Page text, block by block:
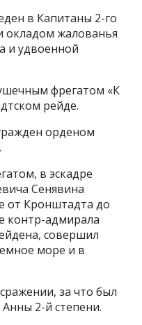
в Капитаны 2-го
окладом жалованья
и удвоенной
фрегатом «К
рейде.
орденом
в эскадре
Сенявина
от Кронштадта до
контр-адмирала
совершил
море и в
за что был
2-й степени.